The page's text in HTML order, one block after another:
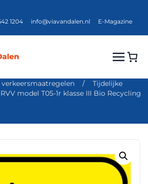
1204 info@viavandalen.nl E-Magazine
/
Tijdelijke
RVV model T05-1r klasse III Bio Recycling